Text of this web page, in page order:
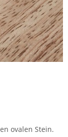
ovalen Stein.